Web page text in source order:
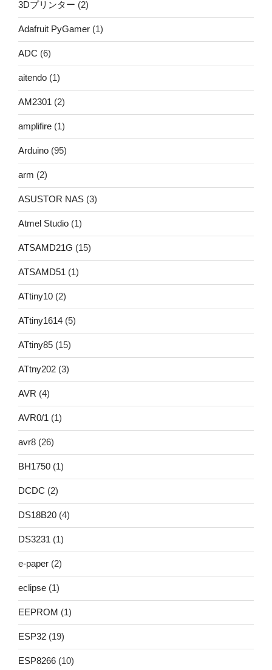
3Dプリンター (2)
Adafruit PyGamer (1)
ADC (6)
aitendo (1)
AM2301 (2)
amplifire (1)
Arduino (95)
arm (2)
ASUSTOR NAS (3)
Atmel Studio (1)
ATSAMD21G (15)
ATSAMD51 (1)
ATtiny10 (2)
ATtiny1614 (5)
ATtiny85 (15)
ATtny202 (3)
AVR (4)
AVR0/1 (1)
avr8 (26)
BH1750 (1)
DCDC (2)
DS18B20 (4)
DS3231 (1)
e-paper (2)
eclipse (1)
EEPROM (1)
ESP32 (19)
ESP8266 (10)